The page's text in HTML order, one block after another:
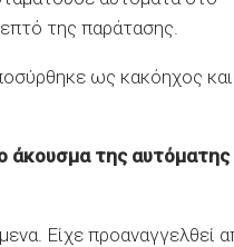
της παράτασης.
ως κακόηχος και
άκουσμα της αυτόματης
Είχε προαναγγελθεί